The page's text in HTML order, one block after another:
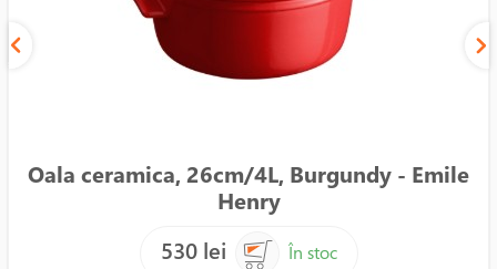
Oala ceramica, 26cm/4L, Burgundy - Emile
Henry
530 lei
În stoc